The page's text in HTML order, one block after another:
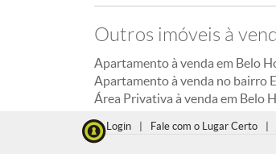
Outros imóveis à
Apartamento à venda em Belo
Apartamento à venda no bairro
Área Privativa à venda em Belo
Login Fale com o Lugar Certo